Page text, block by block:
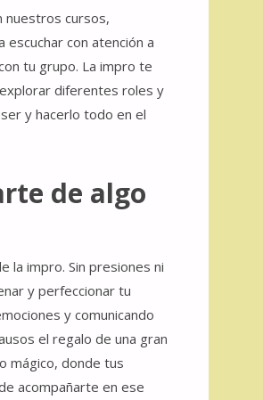
nuestros cursos,
con atención a
tu grupo. La impro te
diferentes roles y
y hacerlo todo en el
de algo
la impro. Sin presiones ni
y perfeccionar tu
y comunicando
el regalo de una gran
mágico, donde tus
acompañarte en ese